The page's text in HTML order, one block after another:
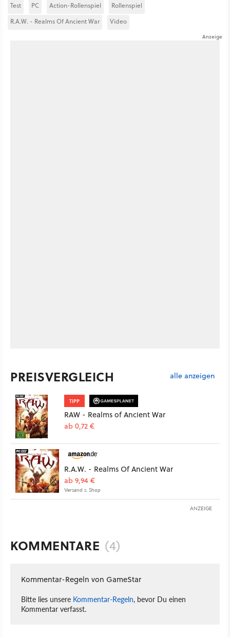
Test PC Action-Rollenspiel
Rollenspiel
R.A.W. - Realms Of Ancient War
Video
PREISVERGLEICH alle anzeigen
TIPP
RAW - Realms of Ancient War
ab 0,72 €
R.A.W. - Realms Of Ancient War
ab 9,94 €
Versand s. Shop
ANZEIGE
KOMMENTARE (4)
Kommentar-Regeln von GameStar
Bitte lies unsere Kommentar-Regeln, bevor Du einen
Kommentar verfasst.